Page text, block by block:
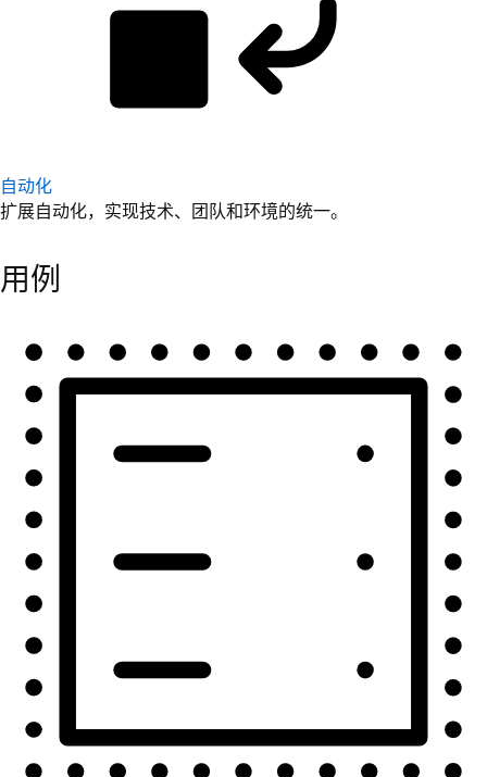
自动化
扩展自动化，实现技术、团队和环境的统一。
用例